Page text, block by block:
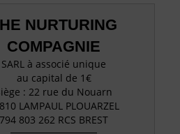
NURTURING
COMPAGNIE
SARL à associé unique
au capital de 1€
: 22 rue du Nouarn
LAMPAUL PLOUARZEL
794 803 262 RCS BREST